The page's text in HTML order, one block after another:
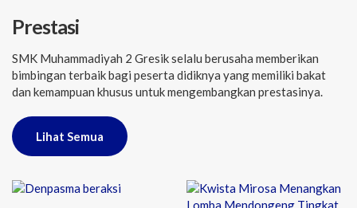
Prestasi
SMK Muhammadiyah 2 Gresik selalu berusaha memberikan
bimbingan terbaik bagi peserta didiknya yang memiliki bakat
dan kemampuan khusus untuk mengembangkan prestasinya.
Lihat Semua